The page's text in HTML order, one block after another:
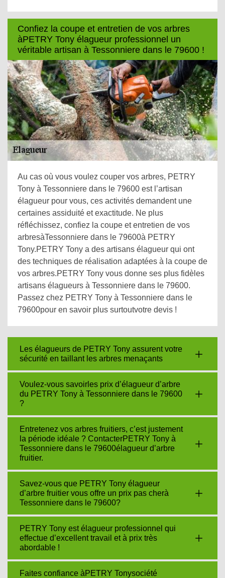
Confiez la coupe et entretien de vos arbres
àPETRY Tony élagueur professionnel un
véritable artisan à Tessonniere dans le 79600 !
Au cas où vous voulez couper vos arbres, PETRY
Tony à Tessonniere dans le 79600 est l’artisan
élagueur pour vous, ces activités demandent une
certaines assiduité et exactitude. Ne plus
réfléchissez, confiez la coupe et entretien de vos
arbresàTessonniere dans le 79600à PETRY
Tony.PETRY Tony a des artisans élagueur qui ont
des techniques de réalisation adaptées à la coupe de
vos arbres.PETRY Tony vous donne ses plus fidèles
artisans élagueurs à Tessonniere dans le 79600.
Passez chez PETRY Tony à Tessonniere dans le
79600pour en savoir plus surtoutvotre devis !
Les élagueurs de PETRY Tony assurent votre
sécurité en taillant les arbres menaçants
Voulez-vous savoirles prix d’élagueur d’arbre
du PETRY Tony à Tessonniere dans le 79600
?
Entretenez vos arbres fruitiers, c’est justement
la période idéale ? ContacterPETRY Tony à
Tessonniere dans le 79600élagueur d’arbre
fruitier.
Savez-vous que PETRY Tony élagueur
d’arbre fruitier vous offre un prix pas cherà
Tessonniere dans le 79600?
PETRY Tony est élagueur professionnel qui
effectue d’excellent travail et à prix très
abordable !
Faites confiance àPETRY Tonysociété